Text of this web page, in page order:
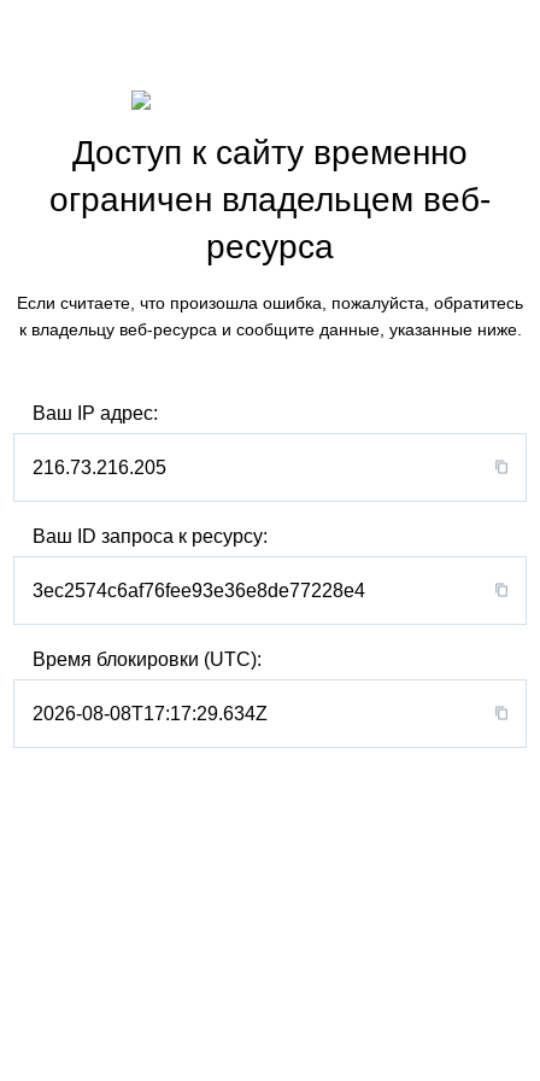
Доступ к сайту временно
ограничен владельцем веб-
ресурса
Если считаете, что произошла ошибка, пожалуйста, обратитесь
к владельцу веб-ресурса и сообщите данные, указанные ниже.
Ваш IP адрес:
216.73.216.205
Ваш ID запроса к ресурсу:
3ec2574c6af76fee93e36e8de77228e4
Время блокировки (UTC):
2026-08-08T17:17:29.634Z